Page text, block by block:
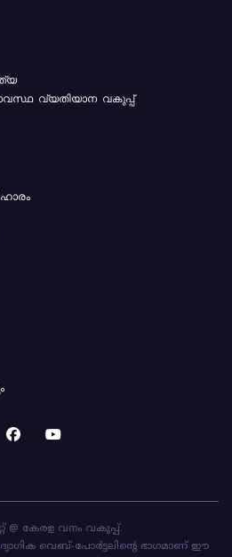
വ്യതിയാന വകുപ്പ്
@ കേരള വനം വകുപ്പ്.
വെബ്-പോർട്ടലിന്റെ ഭാഗമാണ് ഈ